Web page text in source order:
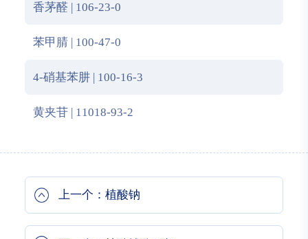
香茅醛 | 106-23-0
苯甲腈 | 100-47-0
4-硝基苯肼 | 100-16-3
黄夹苷 | 11018-93-2
上一个：植酸钠